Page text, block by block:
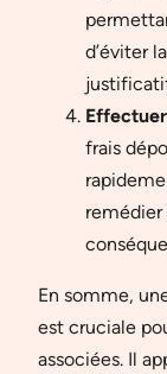
d’éviter
frais
remédier
En somme,
est cruciale
associées. Il